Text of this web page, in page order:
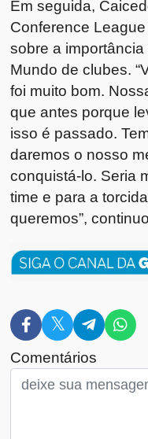
Em seguida,
Conference
sobre a
Mundo de clubes.
foi muito bom.
que antes porque
isso é passado.
daremos o nosso
conquistá-lo. Seria
time e para a
queremos”,
Comentários